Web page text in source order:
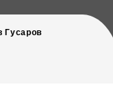
Гусаров